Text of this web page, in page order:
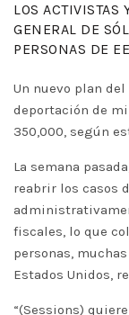
LOS ACTIVISTAS
GENERAL DE
PERSONAS DE
Un nuevo plan
deportación de
350,000, según
La semana
reabrir los casos
fiscales, lo que
personas,
Estados Unidos,
“(Sessions)